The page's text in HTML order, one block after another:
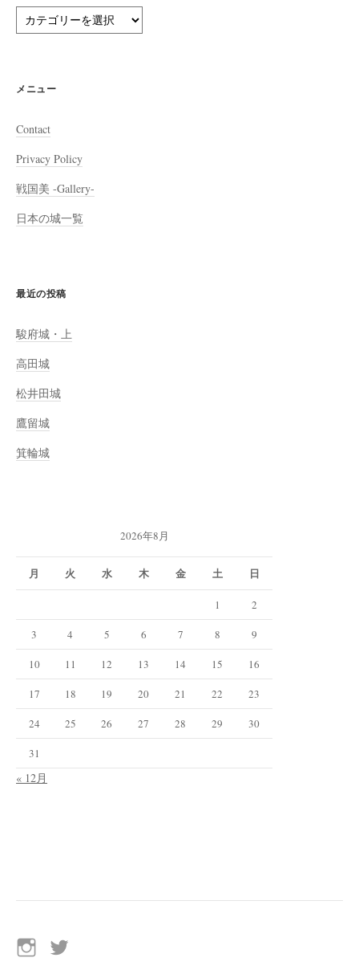
本
一
メニュー
Contact
Privacy Policy
戦国美 -Gallery-
日本の城一覧
最近の投稿
駿府城・上
高田城
松井田城
鷹留城
箕輪城
2026年8月
月 火 水 木 金 土 日
1 2
3 4 5 6 7 8 9
10 11 12 13 14 15 16
17 18 19 20 21 22 23
24 25 26 27 28 29 30
31
« 12月